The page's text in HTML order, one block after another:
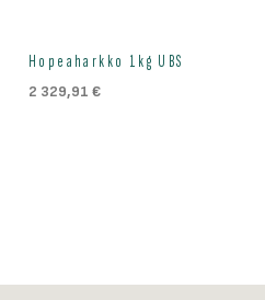
Hopeaharkko 1kg UBS
2 329,91 €